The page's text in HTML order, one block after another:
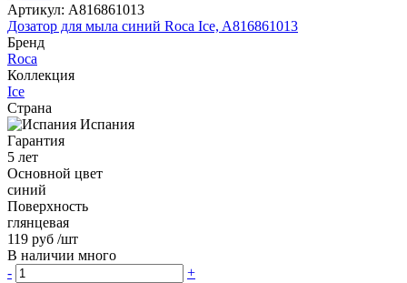
Артикул: A816861013
Дозатор для мыла синий Roca Ice, A816861013
Бренд
Roca
Коллекция
Ice
Страна
Испания
Гарантия
5 лет
Основной цвет
синий
Поверхность
глянцевая
119 руб /шт
В наличии много
-
+